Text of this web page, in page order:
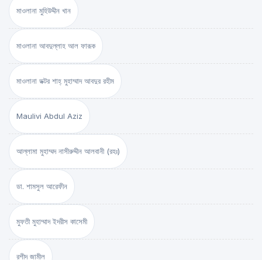
মাওলানা মুহিউদ্দীন খান
মাওলানা আবদুল্লাহ আল ফারূক
মাওলানা ডক্টর শাহ্‌ মুহাম্মাদ আবদুর রহীম
Maulivi Abdul Aziz
আল্লামা মুহাম্মদ নাসীরুদ্দীন আলবানী (রহঃ)
ডা. শামসুল আরেফীন
মুফতী মুহাম্মাদ ইদরীস কাসেমী
রশীদ জামীল